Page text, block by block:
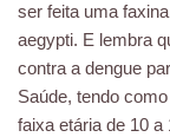
ser feita uma
aegypti. E lembra
contra a dengue
Saúde, tendo
faixa etária de 10